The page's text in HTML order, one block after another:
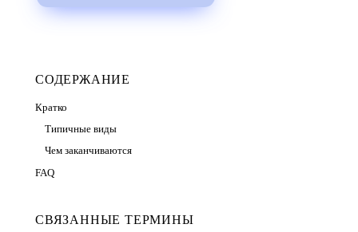
СОДЕРЖАНИЕ
Кратко
Типичные виды
Чем заканчиваются
FAQ
СВЯЗАННЫЕ ТЕРМИНЫ